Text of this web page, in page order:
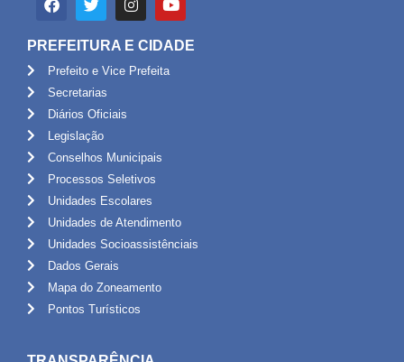
PREFEITURA E CIDADE
Prefeito e Vice Prefeita
Secretarias
Diários Oficiais
Legislação
Conselhos Municipais
Processos Seletivos
Unidades Escolares
Unidades de Atendimento
Unidades Socioassistênciais
Dados Gerais
Mapa do Zoneamento
Pontos Turísticos